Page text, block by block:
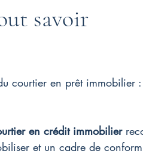
savoir
courtier en prêt immobilier :
en crédit immobilier
et un cadre de